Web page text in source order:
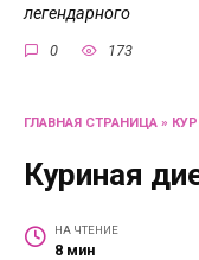
ГЛАВНАЯ СТРАНИЦА »
Куриная
НА ЧТЕНИЕ
8 мин
легендарного
0 173